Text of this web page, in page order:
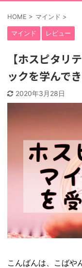
HOME > マインド >
マインド レビュー
【ホスピタリ
ックを学んで
2020年3月28日
こんばんは、こばや